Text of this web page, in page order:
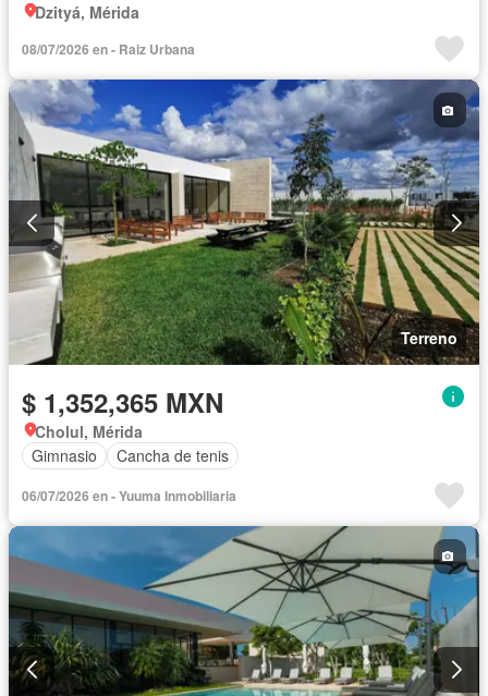
Dzityá, Mérida
08/07/2026 en - Raiz Urbana
Terreno
$ 1,352,365 MXN
Cholul, Mérida
Gimnasio
Cancha de tenis
06/07/2026 en - Yuuma Inmobiliaria